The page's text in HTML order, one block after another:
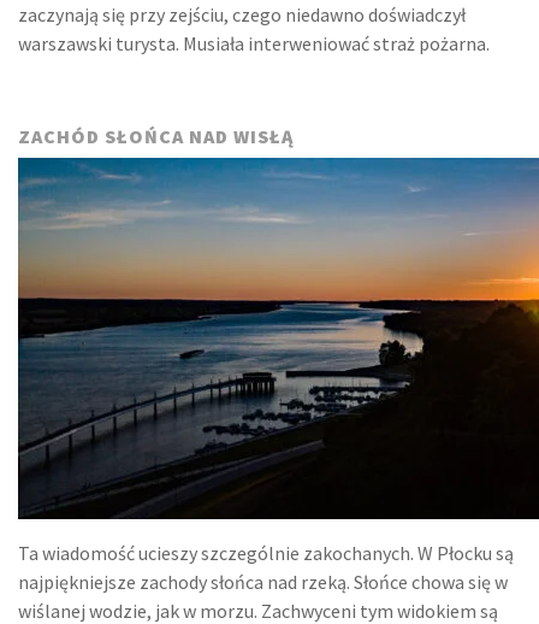
zaczynają się przy zejściu, czego niedawno doświadczył
warszawski turysta. Musiała interweniować straż pożarna.
ZACHÓD SŁOŃCA NAD WISŁĄ
Ta wiadomość ucieszy szczególnie zakochanych. W Płocku są
najpiękniejsze zachody słońca nad rzeką. Słońce chowa się w
wiślanej wodzie, jak w morzu. Zachwyceni tym widokiem są